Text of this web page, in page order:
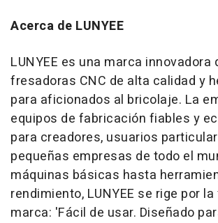
Acerca de LUNYEE
LUNYEE es una marca innovadora
fresadoras CNC de alta calidad y
para aficionados al bricolaje. La
equipos de fabricación fiables y
para creadores, usuarios
pequeñas empresas de todo el
máquinas básicas hasta
rendimiento, LUNYEE se rige por
marca: 'Fácil de usar. Diseñado